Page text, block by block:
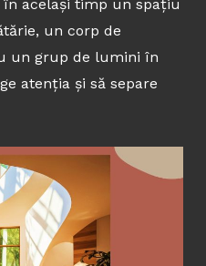
în același timp un spațiu
un corp de
un grup de lumini în
atenția și să separe